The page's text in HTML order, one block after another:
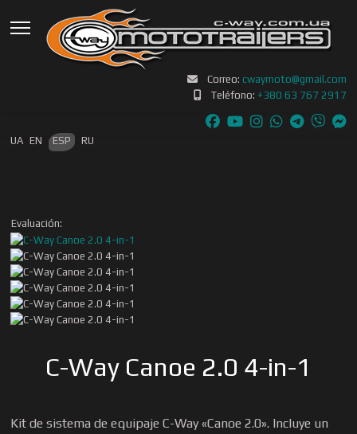
Correo: cwaymoto@gmail.com
Teléfono: +380 63 767 2917
Seleccione su idioma
UA EN ESP RU
Evaluación:
C-Way Canoe 2.0 4-in-1
Kit de sistema de equipaje C-Way «Canoe 2.0». Incluye un